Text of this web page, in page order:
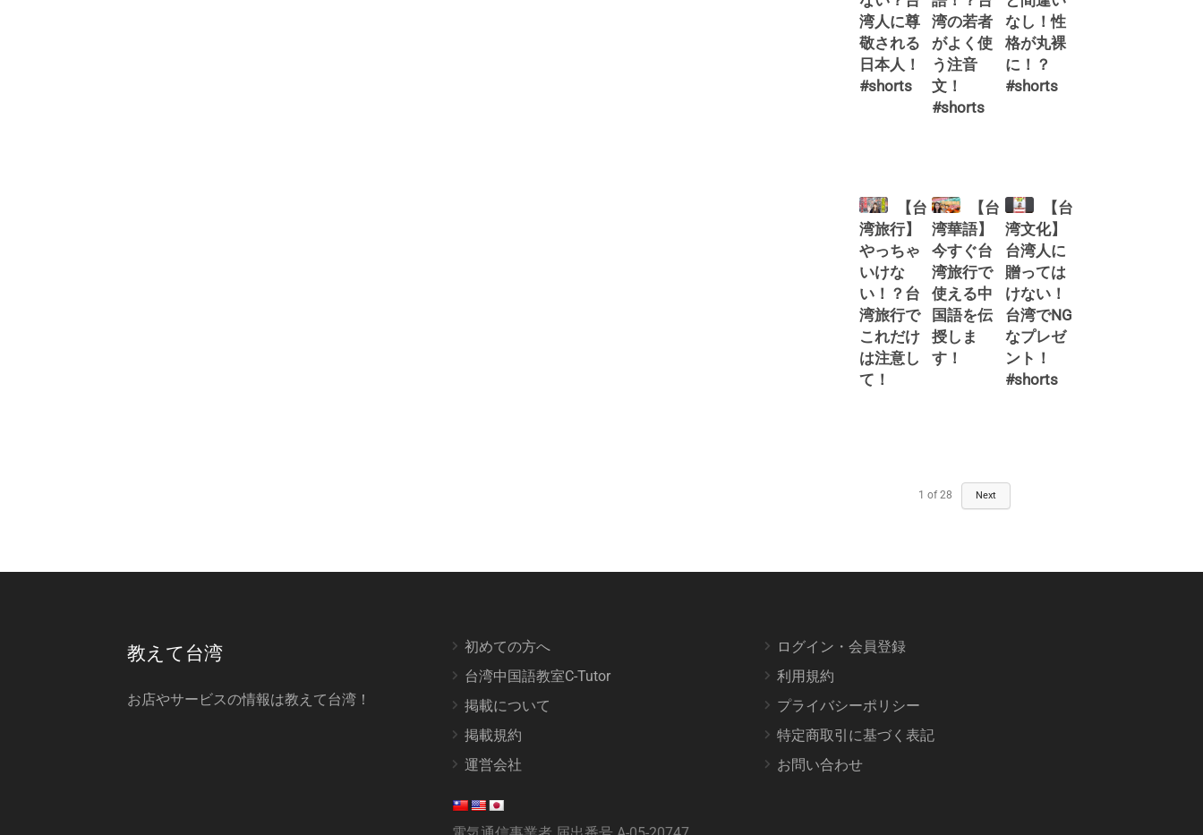
湾人に尊
敬される
日本人！
#shorts
湾の若者
がよく使
う注音
文！
#shorts
なし！性
格が丸裸
に！？
#shorts
【台
湾旅行】
やっちゃ
いけな
い！？台
湾旅行で
これだけ
は注意し
て！
【台
湾華語】
今すぐ台
湾旅行で
使える中
国語を伝
授しま
す！
【台
湾文化】
台湾人に
贈っては
けない！
台湾でNG
なプレゼ
ント！
#shorts
1 of 28 Next
教えて台湾
お店やサービスの情報は教えて台湾！
初めての方へ
台湾中国語教室C-Tutor
掲載について
掲載規約
運営会社
ログイン・会員登録
利用規約
プライバシーポリシー
特定商取引に基づく表記
お問い合わせ